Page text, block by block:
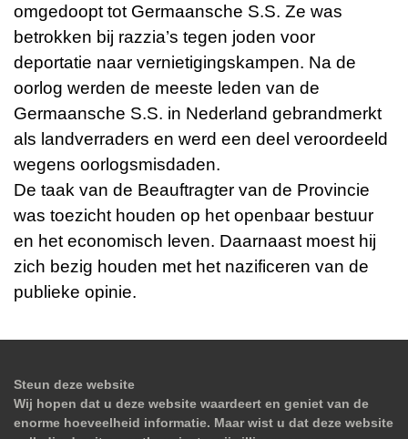
omgedoopt tot Germaansche S.S. Ze was
betrokken bij razzia’s tegen joden voor
deportatie naar vernietigingskampen. Na de
oorlog werden de meeste leden van de
Germaansche S.S. in Nederland gebrandmerkt
als landverraders en werd een deel veroordeeld
wegens oorlogsmisdaden.
De taak van de Beauftragter van de Provincie
was toezicht houden op het openbaar bestuur
en het economisch leven. Daarnaast moest hij
zich bezig houden met het nazificeren van de
publieke opinie.
Steun deze website
Wij hopen dat u deze website waardeert en geniet van de
enorme hoeveelheid informatie. Maar wist u dat deze website